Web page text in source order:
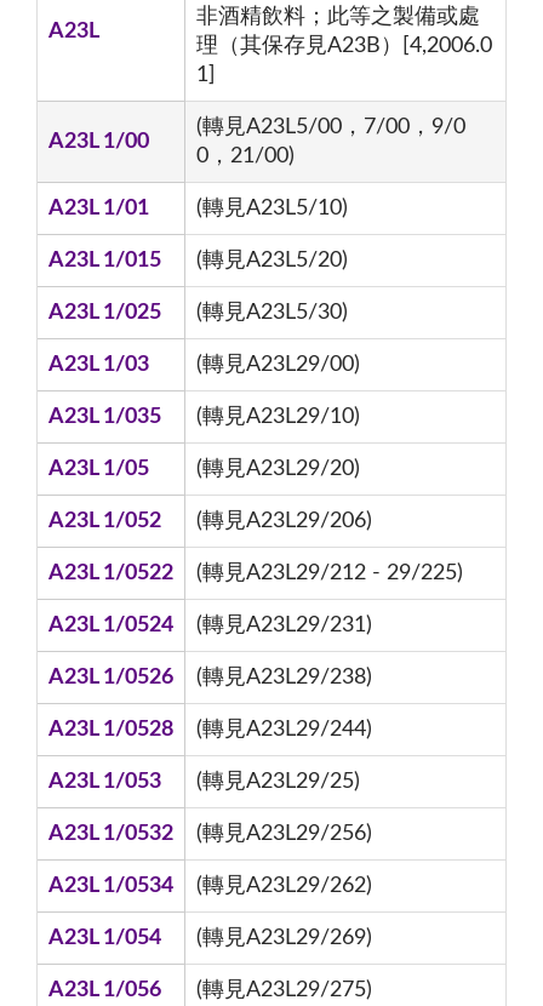
A23L
非酒精飲料；此等之製備或處
理（其保存見A23B）[4,2006.0
1]
A23L 1/00
(轉見A23L5/00，7/00，9/0
0，21/00)
A23L 1/01 (轉見A23L5/10)
A23L 1/015 (轉見A23L5/20)
A23L 1/025 (轉見A23L5/30)
A23L 1/03 (轉見A23L29/00)
A23L 1/035 (轉見A23L29/10)
A23L 1/05 (轉見A23L29/20)
A23L 1/052 (轉見A23L29/206)
A23L 1/0522 (轉見A23L29/212 - 29/225)
A23L 1/0524 (轉見A23L29/231)
A23L 1/0526 (轉見A23L29/238)
A23L 1/0528 (轉見A23L29/244)
A23L 1/053 (轉見A23L29/25)
A23L 1/0532 (轉見A23L29/256)
A23L 1/0534 (轉見A23L29/262)
A23L 1/054 (轉見A23L29/269)
A23L 1/056 (轉見A23L29/275)